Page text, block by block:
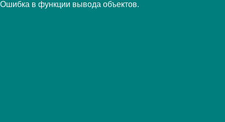
Ошибка в функции вывода объектов.